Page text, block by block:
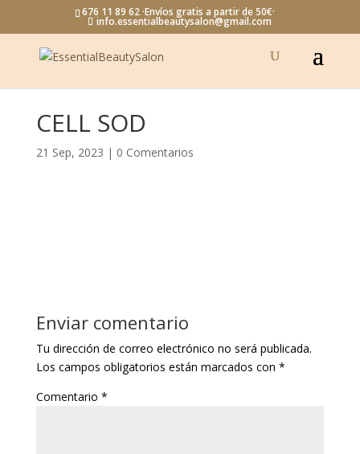
676 11 89 62 ·Envíos gratis a partir de 50€·
info.essentialbeautysalon@gmail.com
CELL SOD
21 Sep, 2023 | 0 Comentarios
Enviar comentario
Tu dirección de correo electrónico no será publicada.
Los campos obligatorios están marcados con *
Comentario *